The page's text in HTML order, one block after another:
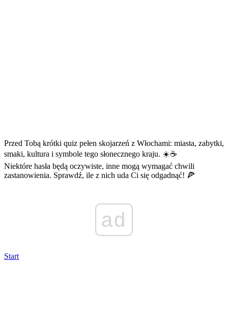
Przed Tobą krótki quiz pełen skojarzeń z Włochami: miasta, zabytki,
smaki, kultura i symbole tego słonecznego kraju. ☀️☕
Niektóre hasła będą oczywiste, inne mogą wymagać chwili
zastanowienia. Sprawdź, ile z nich uda Ci się odgadnąć! 🍕
ad
Start